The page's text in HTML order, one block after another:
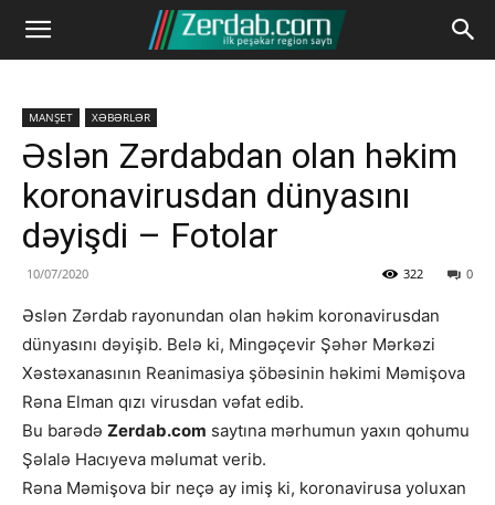
MANŞET XƏBƏRLƏR
Əslən Zərdabdan olan həkim
koronavirusdan dünyasını
dəyişdi – Fotolar
10/07/2020 0
322
Əslən Zərdab rayonundan olan həkim koronavirusdan
dünyasını dəyişib. Belə ki, Mingəçevir Şəhər Mərkəzi
Xəstəxanasının Reanimasiya şöbəsinin həkimi Məmişova
Rəna Elman qızı virusdan vəfat edib.
Bu barədə Zerdab.com saytına mərhumun yaxın qohumu
Şəlalə Hacıyeva məlumat verib.
Rəna Məmişova bir neçə ay imiş ki, koronavirusa yoluxan